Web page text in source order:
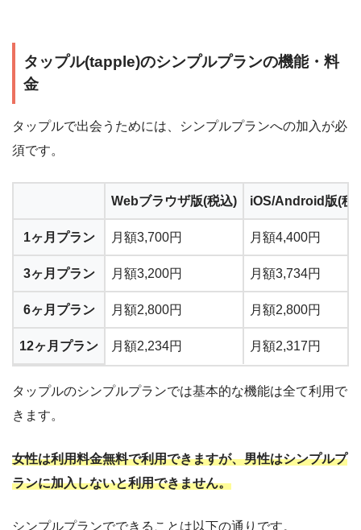
タップル(tapple)のシンプルプランの機能・料
金
タップルで出会うためには、シンプルプランへの加入が必
須です。
Webブラウザ版(税込) iOS/Android版(税
1ヶ月プラン 月額3,700円 月額4,400円
3ヶ月プラン 月額3,200円 月額3,734円
6ヶ月プラン 月額2,800円 月額2,800円
12ヶ月プラン 月額2,234円 月額2,317円
タップルのシンプルプランでは基本的な機能は全て利用で
きます。
女性は利用料金無料で利用できますが、男性はシンプルプ
ランに加入しないと利用できません。
シンプルプランでできることは以下の通りです。